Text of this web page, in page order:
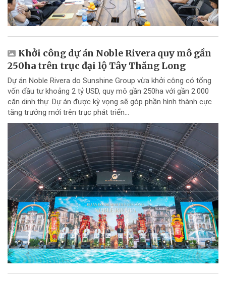
Khởi công dự án Noble Rivera quy mô gần
250ha trên trục đại lộ Tây Thăng Long
Dự án Noble Rivera do Sunshine Group vừa khởi công có tổng
vốn đầu tư khoảng 2 tỷ USD, quy mô gần 250ha với gần 2.000
căn dinh thự. Dự án được kỳ vọng sẽ góp phần hình thành cực
tăng trưởng mới trên trục phát triển...